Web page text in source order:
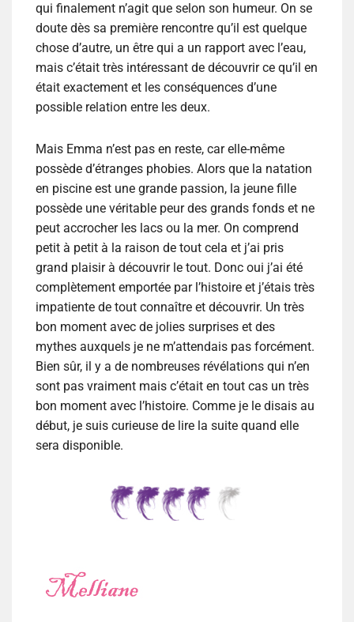
qui finalement n’agit que selon son humeur. On se
doute dès sa première rencontre qu’il est quelque
chose d’autre, un être qui a un rapport avec l’eau,
mais c’était très intéressant de découvrir ce qu’il en
était exactement et les conséquences d’une
possible relation entre les deux.
Mais Emma n’est pas en reste, car elle-même
possède d’étranges phobies. Alors que la natation
en piscine est une grande passion, la jeune fille
possède une véritable peur des grands fonds et ne
peut accrocher les lacs ou la mer. On comprend
petit à petit à la raison de tout cela et j’ai pris
grand plaisir à découvrir le tout. Donc oui j’ai été
complètement emportée par l’histoire et j’étais très
impatiente de tout connaître et découvrir. Un très
bon moment avec de jolies surprises et des
mythes auxquels je ne m’attendais pas forcément.
Bien sûr, il y a de nombreuses révélations qui n’en
sont pas vraiment mais c’était en tout cas un très
bon moment avec l’histoire. Comme je le disais au
début, je suis curieuse de lire la suite quand elle
sera disponible.